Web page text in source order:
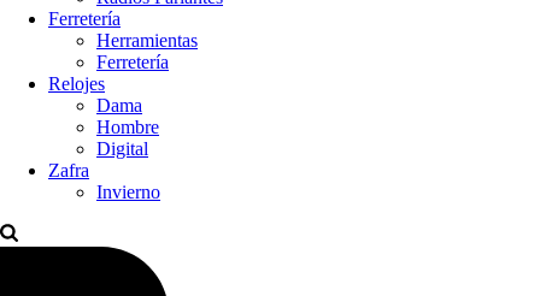
Ferretería
Herramientas
Ferretería
Relojes
Dama
Hombre
Digital
Zafra
Invierno